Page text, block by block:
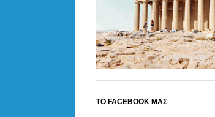
ΤΟ FACEBOOK ΜΑΣ